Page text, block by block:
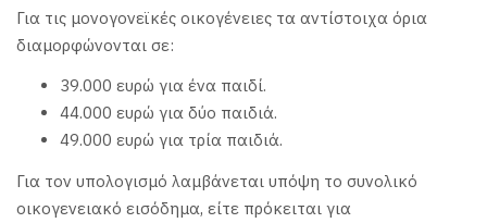
Για τις μονογονεϊκές οικογένειες τα αντίστοιχα όρια
διαμορφώνονται σε:
39.000 ευρώ για ένα παιδί.
44.000 ευρώ για δύο παιδιά.
49.000 ευρώ για τρία παιδιά.
Για τον υπολογισμό λαμβάνεται υπόψη το συνολικό
οικογενειακό εισόδημα, είτε πρόκειται για